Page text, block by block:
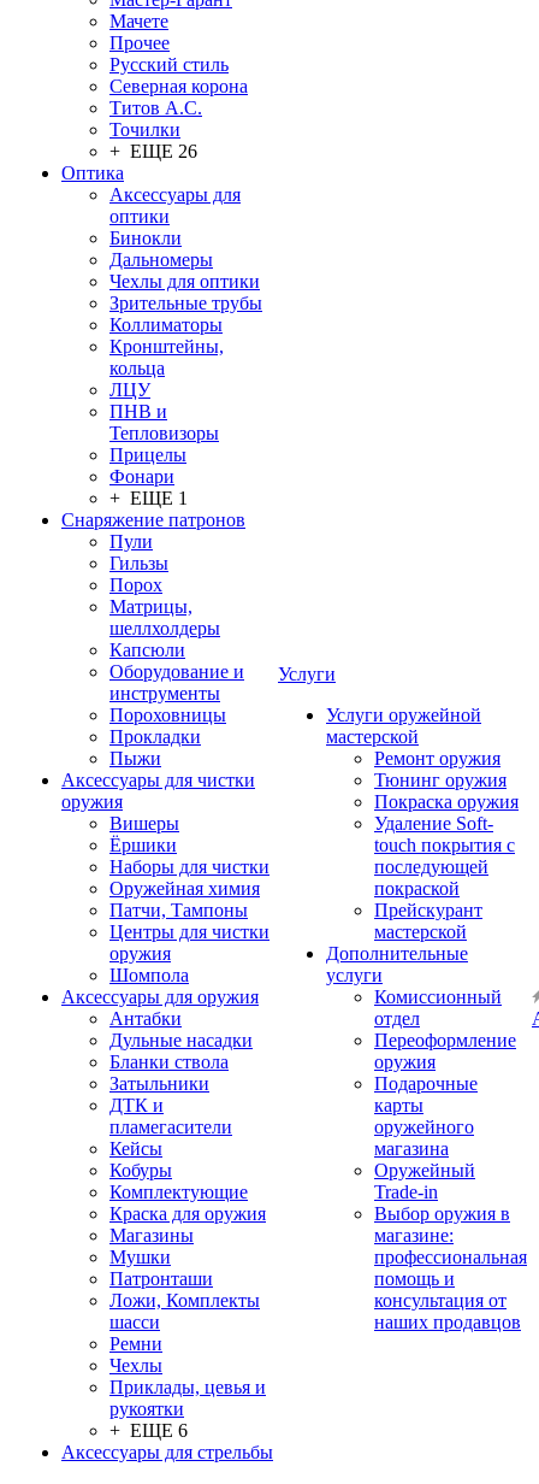
Мачете
Прочее
Русский стиль
Северная корона
Титов А.С.
Точилки
+ ЕЩЕ 26
Оптика
Аксессуары для
оптики
Бинокли
Дальномеры
Чехлы для оптики
Зрительные трубы
Коллиматоры
Кронштейны,
кольца
ЛЦУ
ПНВ и
Тепловизоры
Прицелы
Фонари
+ ЕЩЕ 1
Снаряжение патронов
Пули
Гильзы
Порох
Матрицы,
шеллхолдеры
Капсюли
Оборудование и
инструменты
Пороховницы
Прокладки
Пыжи
Аксессуары для чистки
оружия
Вишеры
Ёршики
Наборы для чистки
Оружейная химия
Патчи, Тампоны
Центры для чистки
оружия
Шомпола
Аксессуары для оружия
Антабки
Дульные насадки
Бланки ствола
Затыльники
ДТК и
пламегасители
Кейсы
Кобуры
Комплектующие
Краска для оружия
Магазины
Мушки
Патронташи
Ложи, Комплекты
шасси
Ремни
Чехлы
Приклады, цевья и
рукоятки
+ ЕЩЕ 6
Аксессуары для стрельбы
Услуги
Услуги оружейной
мастерской
Ремонт оружия
Тюнинг оружия
Покраска оружия
Удаление Soft-
touch покрытия с
последующей
покраской
Прейскурант
мастерской
Дополнительные
услуги
Комиссионный
отдел
Переоформление
оружия
Подарочные
карты
оружейного
магазина
Оружейный
Trade-in
Выбор оружия в
магазине:
профессиональная
помощь и
консультация от
наших продавцов